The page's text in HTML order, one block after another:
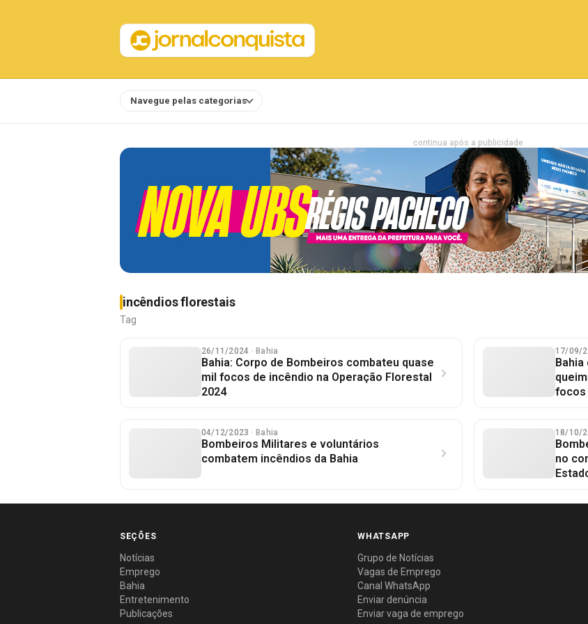
Navegue pelas categorias
continua após a publicidade
incêndios florestais
Tag
26/11/2024 · Bahia
Bahia: Corpo de Bombeiros combateu quase
mil focos de incêndio na Operação Florestal
2024
17/09/
focos
04/12/2023 · Bahia
Bombeiros Militares e voluntários
combatem incêndios da Bahia
18/10/
no
SEÇÕES
Notícias
Emprego
Bahia
Entretenimento
Publicações
WHATSAPP
Grupo de Notícias
Vagas de Emprego
Canal WhatsApp
Enviar denúncia
Enviar vaga de emprego